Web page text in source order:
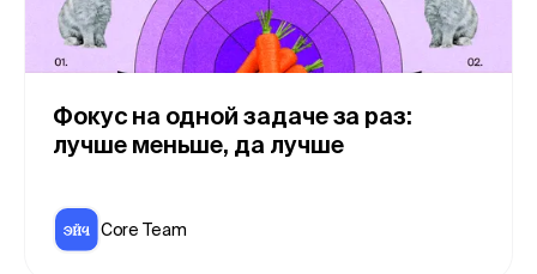
Фокус на одной задаче за раз:
лучше меньше, да лучше
Core Team